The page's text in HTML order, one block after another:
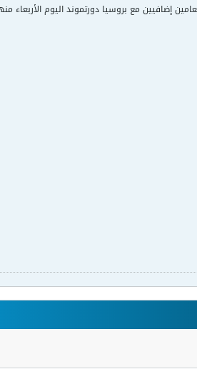
إضافيين مع بروسيا دورتموند اليوم